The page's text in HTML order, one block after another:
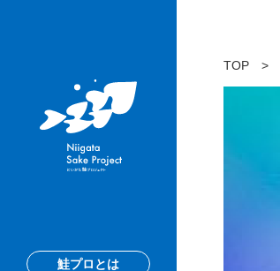
鮭プロとは
TOP>